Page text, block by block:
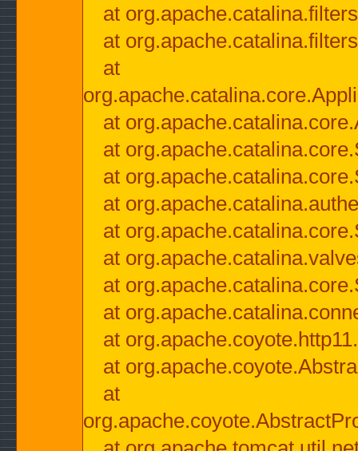
at
at
at
at
at
at
at
at
at
at
at
at
at
at